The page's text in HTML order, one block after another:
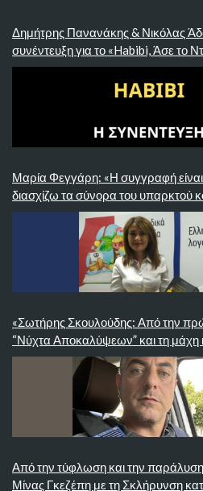
Δημήτρης Πανανάκης & Νικόλας
συνέντευξη για το «Habibi, Άσε το
Μαρία Φεγγάρη: «Η συγγραφή είναι
διασχίζω τα σύνορα του υπαρκτού
«Σωτήρης Σκουλούδης: Από την
“Νύχτα Αποκαλύψεων” και τη μάχη
Από την τύφλωση και την
Μίνας Γκεζέπη με τη Σκλήρυνση